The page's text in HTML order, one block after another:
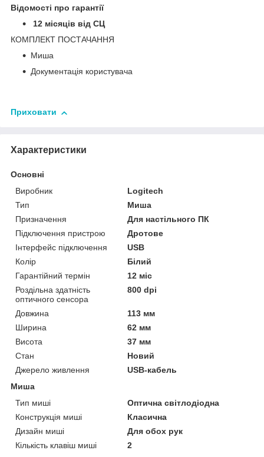
Відомості про гарантії
12 місяців від СЦ
КОМПЛЕКТ ПОСТАЧАННЯ
Миша
Документація користувача
Приховати
Характеристики
Основні
Виробник
Logitech
Тип
Миша
Призначення
Для настільного ПК
Підключення пристрою
Дротове
Інтерфейс підключення
USB
Колір
Білий
Гарантійний термін
12 міс
Роздільна здатність
оптичного сенсора
800 dpi
Довжина
113 мм
Ширина
62 мм
Висота
37 мм
Стан
Новий
Джерело живлення
USB-кабель
Миша
Тип миші
Оптична світлодіодна
Конструкція миші
Класична
Дизайн миші
Для обох рук
Кількість клавіш миші
2